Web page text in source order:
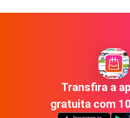
Transfira a
gratuita com